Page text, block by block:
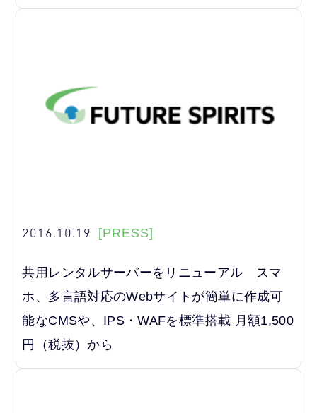
2016.10.19 [PRESS]
共用レンタルサーバーをリニューアル スマ
ホ、多言語対応のWebサイトが簡単に作成可
能なCMSや、IPS・WAFを標準搭載 月額1,500
円（税抜）から